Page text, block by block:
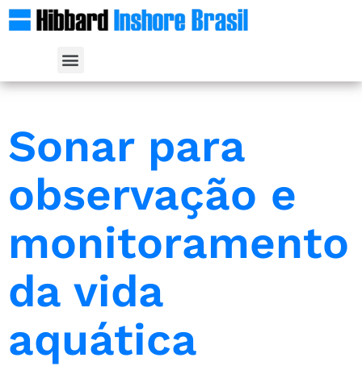
Sonar para
observação e
monitoramento
da vida
aquática